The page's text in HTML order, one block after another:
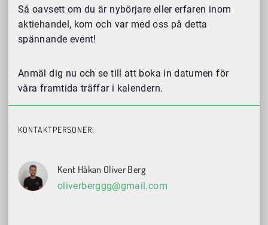
Så oavsett om du är nybörjare eller erfaren inom
aktiehandel, kom och var med oss på detta
spännande event!
Anmäl dig nu och se till att boka in datumen för
våra framtida träffar i kalendern.
KONTAKTPERSONER:
Kent Håkan Oliver Berg
oliverberggg@gmail.com